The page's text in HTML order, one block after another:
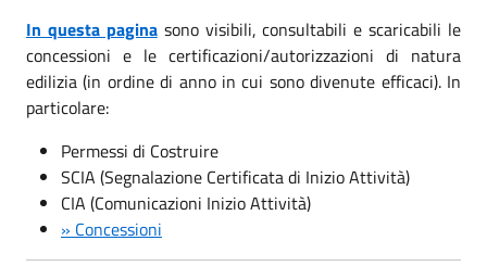
In questa paginasono visibili, consultabili e scaricabili le
concessioni e le certificazioni/autorizzazioni di natura
edilizia (in ordine di anno in cui sono divenute efficaci). In
particolare:
Permessi di Costruire
SCIA (Segnalazione Certificata di Inizio Attività)
CIA (Comunicazioni Inizio Attività)
» Concessioni